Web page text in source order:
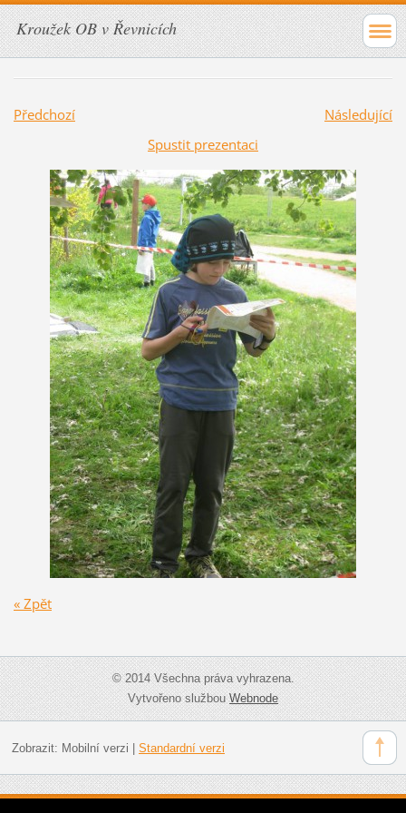
Kroužek OB v Řevnicích
Předchozí
Následující
Spustit prezentaci
« Zpět
© 2014 Všechna práva vyhrazena.
Vytvořeno službouWebnode
Zobrazit: Mobilní verzi Standardní verzi